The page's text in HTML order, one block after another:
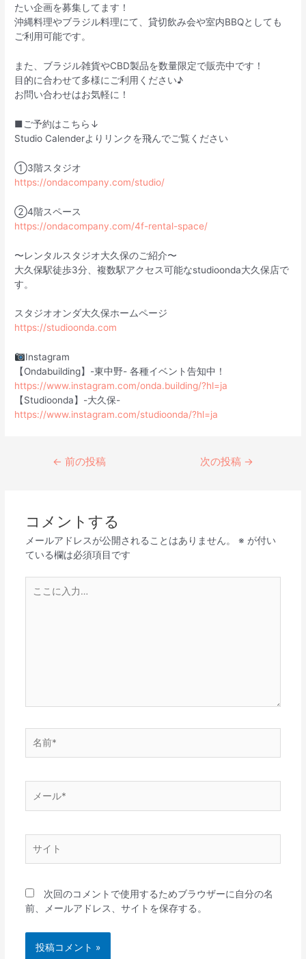
たい企画を募集してます！
沖縄料理やブラジル料理にて、貸切飲み会や室内BBQとしても
ご利用可能です。
また、ブラジル雑貨やCBD製品を数量限定で販売中です！
目的に合わせて多様にご利用ください♪
お問い合わせはお気軽に！
■ご予約はこちら↓
Studio Calenderよりリンクを飛んでご覧ください
①3階スタジオ
https://ondacompany.com/studio/
②4階スペース
https://ondacompany.com/4f-rental-space/
〜レンタルスタジオ大久保のご紹介〜
大久保駅徒歩3分、複数駅アクセス可能なstudioonda大久保店で
す。
スタジオオンダ大久保ホームページ
https://studioonda.com
Instagram
【Ondabuilding】-東中野- 各種イベント告知中！
https://www.instagram.com/onda.building/?hl=ja
【Studioonda】-大久保-
https://www.instagram.com/studioonda/?hl=ja
← 前の投稿 次の投稿 →
コメントする
メールアドレスが公開されることはありません。 ※ が付い
ている欄は必須項目です
前
ー
次回のコメントで使用するためブラウザーに自分の名
前、メールアドレス、サイトを保存する。